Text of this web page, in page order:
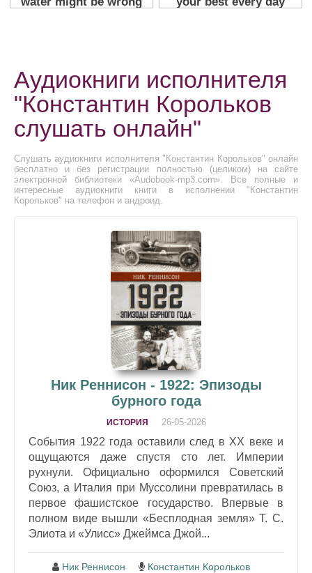
Аудиокниги исполнителя
"Константин Корольков
слушать онлайн"
Слушать аудиокниги исполнителя "Константин Корольков" онлайн
бесплатно и без регистрации полностью (целиком) на сайте
электронной библиотеки «Audobook-mp3.com». Все полные и
интересные аудиокниги книги в исполнении "Константин
Корольков" на телефон и андроид.
Ник Реннисон - 1922: Эпизоды
бурного года
ИСТОРИЯ 26-05-2026
События 1922 года оставили след в ХХ веке и
ощущаются даже спустя сто лет. Империи
рухнули. Официально оформился Советский
Союз, а Италия при Муссолини превратилась в
первое фашистское государство. Впервые в
полном виде вышли «Бесплодная земля» Т. С.
Элиота и «Улисс» Джеймса Джой...
Ник Реннисон
Константин Корольков